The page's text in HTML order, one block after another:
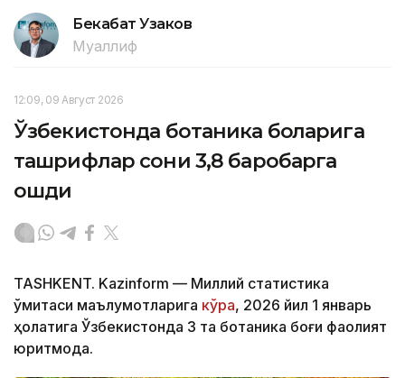
Бекабат Узаков
Муаллиф
12:09, 09 Август 2026
Ўзбекистонда ботаника боғларига
ташрифлар сони 3,8 баробарга
ошди
TASHKENT. Kazinform — Миллий статистика
қўмитаси маълумотларига кўра, 2026 йил 1 январь
ҳолатига Ўзбекистонда 3 та ботаника боғи фаолият
юритмоқда.